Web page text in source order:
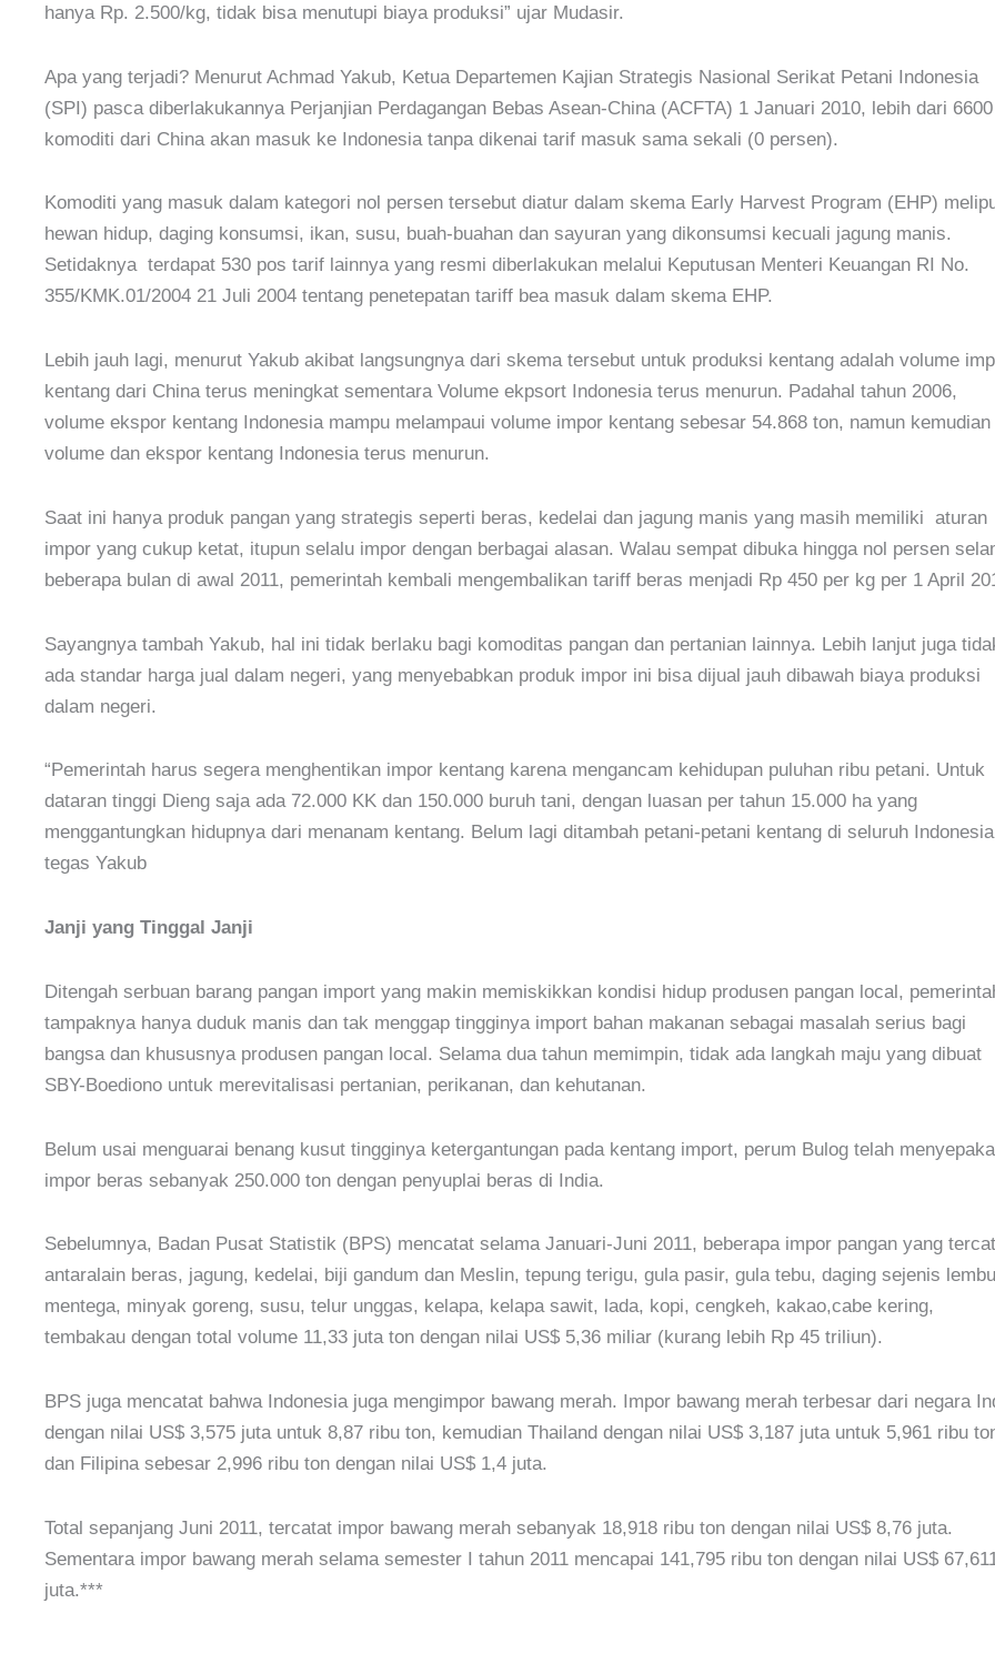
hanya Rp. 2.500/kg, tidak bisa menutupi biaya produksi” ujar Mudasir.
Apa yang terjadi? Menurut Achmad Yakub, Ketua Departemen Kajian Strategis Nasional Serikat Petani Indonesia
(SPI) pasca diberlakukannya Perjanjian Perdagangan Bebas Asean-China (ACFTA) 1 Januari 2010, lebih dari 6600
komoditi dari China akan masuk ke Indonesia tanpa dikenai tarif masuk sama sekali (0 persen).
Komoditi yang masuk dalam kategori nol persen tersebut diatur dalam skema Early Harvest Program (EHP)
hewan hidup, daging konsumsi, ikan, susu, buah-buahan dan sayuran yang dikonsumsi kecuali jagung manis.
Setidaknya terdapat 530 pos tarif lainnya yang resmi diberlakukan melalui Keputusan Menteri Keuangan RI No.
355/KMK.01/2004 21 Juli 2004 tentang penetepatan tariff bea masuk dalam skema EHP.
Lebih jauh lagi, menurut Yakub akibat langsungnya dari skema tersebut untuk produksi kentang adalah volume
kentang dari China terus meningkat sementara Volume ekpsort Indonesia terus menurun. Padahal tahun 2006,
volume ekspor kentang Indonesia mampu melampaui volume impor kentang sebesar 54.868 ton, namun kemudian
volume dan ekspor kentang Indonesia terus menurun.
Saat ini hanya produk pangan yang strategis seperti beras, kedelai dan jagung manis yang masih memiliki aturan
impor yang cukup ketat, itupun selalu impor dengan berbagai alasan. Walau sempat dibuka hingga nol persen
beberapa bulan di awal 2011, pemerintah kembali mengembalikan tariff beras menjadi Rp 450 per kg per 1 April
Sayangnya tambah Yakub, hal ini tidak berlaku bagi komoditas pangan dan pertanian lainnya. Lebih lanjut juga
ada standar harga jual dalam negeri, yang menyebabkan produk impor ini bisa dijual jauh dibawah biaya produksi
dalam negeri.
“Pemerintah harus segera menghentikan impor kentang karena mengancam kehidupan puluhan ribu petani. Untuk
dataran tinggi Dieng saja ada 72.000 KK dan 150.000 buruh tani, dengan luasan per tahun 15.000 ha yang
menggantungkan hidupnya dari menanam kentang. Belum lagi ditambah petani-petani kentang di seluruh
tegas Yakub
Janji yang Tinggal Janji
Ditengah serbuan barang pangan import yang makin memiskikkan kondisi hidup produsen pangan local,
tampaknya hanya duduk manis dan tak menggap tingginya import bahan makanan sebagai masalah serius bagi
bangsa dan khususnya produsen pangan local. Selama dua tahun memimpin, tidak ada langkah maju yang dibuat
SBY-Boediono untuk merevitalisasi pertanian, perikanan, dan kehutanan.
Belum usai menguarai benang kusut tingginya ketergantungan pada kentang import, perum Bulog telah
impor beras sebanyak 250.000 ton dengan penyuplai beras di India.
Sebelumnya, Badan Pusat Statistik (BPS) mencatat selama Januari-Juni 2011, beberapa impor pangan yang
antaralain beras, jagung, kedelai, biji gandum dan Meslin, tepung terigu, gula pasir, gula tebu, daging sejenis
mentega, minyak goreng, susu, telur unggas, kelapa, kelapa sawit, lada, kopi, cengkeh, kakao,cabe kering,
tembakau dengan total volume 11,33 juta ton dengan nilai US$ 5,36 miliar (kurang lebih Rp 45 triliun).
BPS juga mencatat bahwa Indonesia juga mengimpor bawang merah. Impor bawang merah terbesar dari negara
dengan nilai US$ 3,575 juta untuk 8,87 ribu ton, kemudian Thailand dengan nilai US$ 3,187 juta untuk 5,961 ribu
dan Filipina sebesar 2,996 ribu ton dengan nilai US$ 1,4 juta.
Total sepanjang Juni 2011, tercatat impor bawang merah sebanyak 18,918 ribu ton dengan nilai US$ 8,76 juta.
Sementara impor bawang merah selama semester I tahun 2011 mencapai 141,795 ribu ton dengan nilai US$
juta.***